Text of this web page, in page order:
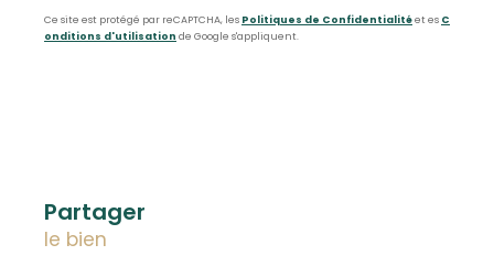
Ce site est protégé par reCAPTCHA, les Politiques de Confidentialitéet es C
onditions d'utilisation de Google s'appliquent.
partager
le bien